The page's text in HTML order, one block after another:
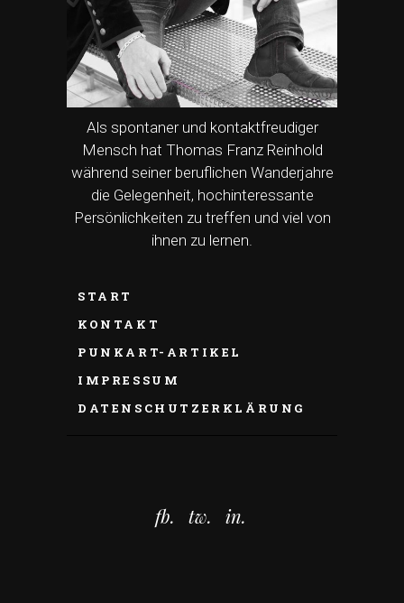
Als spontaner und kontaktfreudiger
Mensch hat Thomas Franz Reinhold
während seiner beruflichen Wanderjahre
die Gelegenheit, hochinteressante
Persönlichkeiten zu treffen und viel von
ihnen zu lernen.
START
KONTAKT
PUNKART-ARTIKEL
IMPRESSUM
DATENSCHUTZERKLÄRUNG
fb. tw. in.